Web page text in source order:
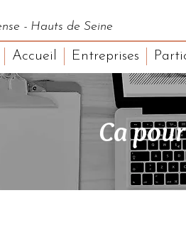
- Hauts de Seine
Accueil Entreprises
Ca